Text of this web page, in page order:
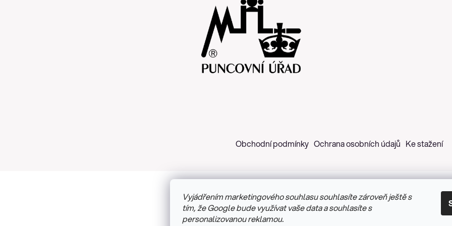
Vyjádřením marketingového souhlasu souhlasíte zároveň ještě s
tím, že Google bude využívat vaše data a souhlasíte s
personalizovanou reklamou.
Obchodní podmínky Ochrana osobních údajů Ke stažení
Copyright 2026Z&H Růžičková. Všechna práva vyhrazena. Upravit